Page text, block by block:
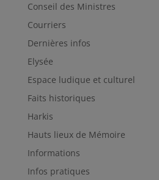
Conseil des Ministres
Courriers
Dernières infos
Elysée
Espace ludique et culturel
Faits historiques
Harkis
Hauts lieux de Mémoire
Informations
Infos pratiques